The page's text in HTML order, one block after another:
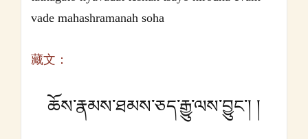
vade mahashramanah soha
藏文：
ཆོས་རྣམས་ཐམས་ཅད་རྒྱུ་ལས་བྱུང་། །